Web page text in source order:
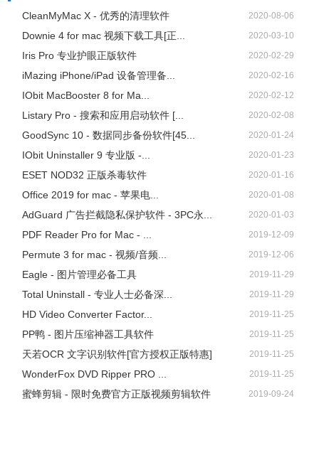
CleanMyMac X - 优秀的清理软件 2020-08-06
Downie 4 for mac 视频下载工具[正... 2020-03-10
Iris Pro 专业护眼正版软件 2020-02-29
iMazing iPhone/iPad 设备管理备... 2020-02-16
IObit MacBooster 8 for Ma... 2020-02-12
Listary Pro - 搜索和应用启动软件 [... 2020-02-08
GoodSync 10 - 数据同步备份软件[45... 2020-01-24
IObit Uninstaller 9 专业版 -... 2020-01-23
ESET NOD32 正版杀毒软件 2020-01-16
Office 2019 for mac - 苹果电... 2020-01-08
AdGuard 广告拦截隐私保护软件 - 3PC永... 2020-01-03
PDF Reader Pro for Mac - ... 2019-12-09
Permute 3 for mac - 视频/音频... 2019-12-06
Eagle - 图片管理必备工具 2019-11-29
Total Uninstall - 专业人士必备深... 2019-11-29
HD Video Converter Factor... 2019-11-25
PP鸭 - 图片压缩神器工具软件 2019-11-25
天若OCR 文字识别软件[官方授权正版特惠] 2019-11-25
WonderFox DVD Ripper PRO ... 2019-11-25
蜜蜂剪辑 - 限时免费官方正版视频剪辑软件 2019-09-24